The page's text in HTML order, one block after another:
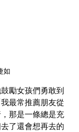
如
勵女孩們勇敢到
最常推薦朋友從
那是一條總是充
了還會想再去的